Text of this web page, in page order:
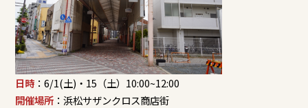
日時 ：6/1(土)・15（土）10:00~12:00
開催場所 ：浜松サザンクロス商店街